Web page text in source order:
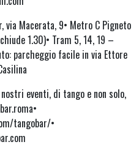
via Macerata, 9• Metro C Pigneto
1.30)• Tram 5, 14, 19 –
parcheggio facile in via Ettore
eventi, di tango e non solo,
tangobar/•